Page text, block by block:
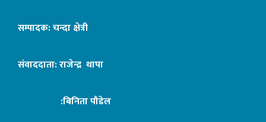
सम्पादक: चन्दा क्षेत्री
संवाददाता: राजेन्द्र थापा
:बिनिता पौडेल